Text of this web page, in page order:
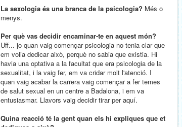
La sexologia és una branca de la psicologia? Més o
menys.
Per què vas decidir encaminar-te en aquest món?
Uff... jo quan vaig començar psicologia no tenia clar que
em volia dedicar això, perquè no sabia que existia. Hi
havia una optativa a la facultat que era psicologia de la
sexualitat, i la vaig fer, em va cridar molt l'atenció. I
quan vaig acabar la carrera vaig començar a fer temes
de salut sexual en un centre a Badalona, i em va
entusiasmar. Llavors vaig decidir tirar per aquí.
Quina reacció té la gent quan els hi expliques que et